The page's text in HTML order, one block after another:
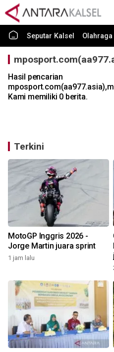
Seputar Kalsel Olahraga
Hasil pencarian
Kami memiliki 0 berita.
Terkini
MotoGP Inggris 2026 -
Jorge Martin juara sprint
1 jam lalu